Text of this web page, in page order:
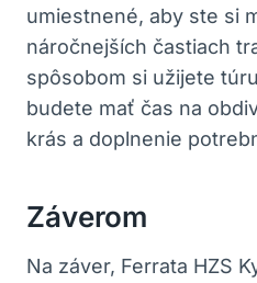
umiestnené, aby ste si
náročnejších častiach
spôsobom si užijete
budete mať čas na
krás a doplnenie
Záverom
Na záver, Ferrata HZS